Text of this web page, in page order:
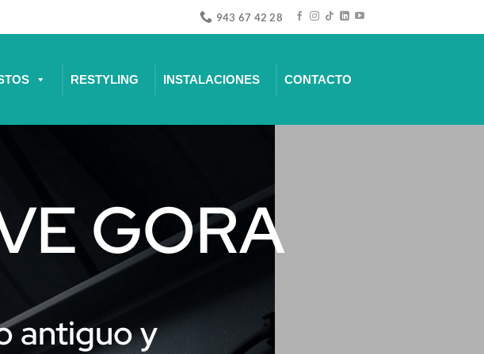
943 67 42 28
RESTYLING INSTALACIONES CONTACTO
GORA
antiguo y